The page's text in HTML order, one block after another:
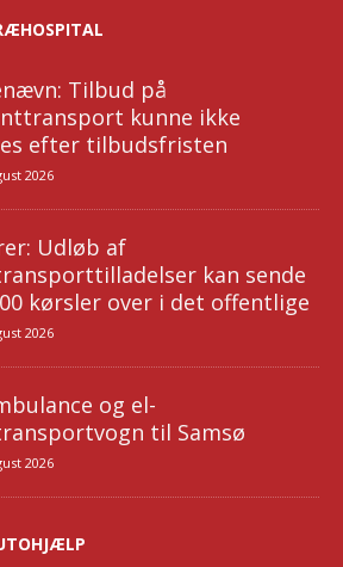
Tilbud på
kunne ikke
efter tilbudsfristen
2026
Udløb af
kan sende
kørsler over i det offentlige
2026
og el-
til Samsø
2026